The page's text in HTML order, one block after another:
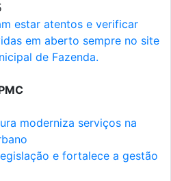
estar atentos e verificar
em aberto sempre no site
de Fazenda.
moderniza serviços na
e fortalece a gestão